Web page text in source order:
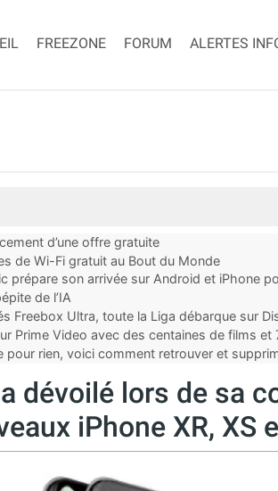
FREEZONE FORUM ALERTES
d’une offre gratuite
de Wi-Fi gratuit au Bout du Monde
prépare son arrivée sur Android et iPhone
de l’IA
Freebox Ultra, toute la Liga débarque sur
Prime Video avec des centaines de films et
pour rien, voici comment retrouver et
dévoilé lors de sa
iPhone XR, XS